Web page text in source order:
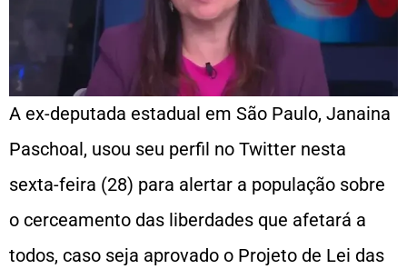
A ex-deputada estadual em São Paulo, Janaina
Paschoal, usou seu perfil no Twitter nesta
sexta-feira (28) para alertar a população sobre
o cerceamento das liberdades que afetará a
todos, caso seja aprovado o Projeto de Lei das